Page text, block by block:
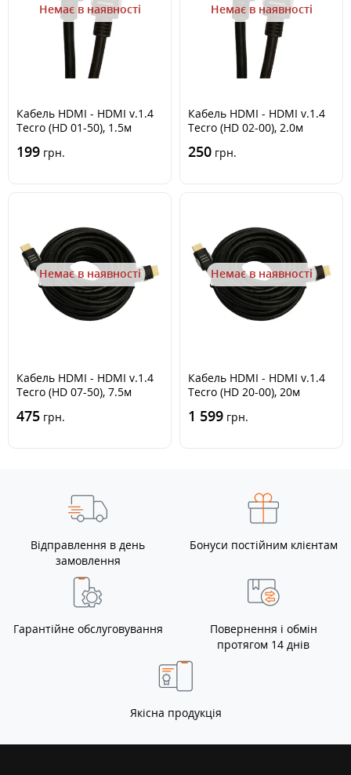
Немає в наявності
Кабель HDMI - HDMI v.1.4
Tecro (HD 01-50), 1.5м
199 грн.
Немає в наявності
Кабель HDMI - HDMI v.1.4
Tecro (HD 02-00), 2.0м
250 грн.
Немає в наявності
Кабель HDMI - HDMI v.1.4
Tecro (HD 07-50), 7.5м
475 грн.
Немає в наявності
Кабель HDMI - HDMI v.1.4
Tecro (HD 20-00), 20м
1 599 грн.
Відправлення в день
замовлення
Бонуси постійним клієнтам
Гарантійне обслуговування
Повернення і обмін
протягом 14 днів
Якісна продукція